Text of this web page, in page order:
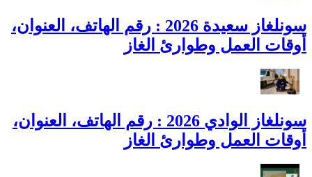
سونلغاز سعيدة 2026 : رقم الهاتف، العنوان،
أوقات العمل وطوارئ الغاز
سونلغاز الوادي 2026 : رقم الهاتف، العنوان،
أوقات العمل وطوارئ الغاز